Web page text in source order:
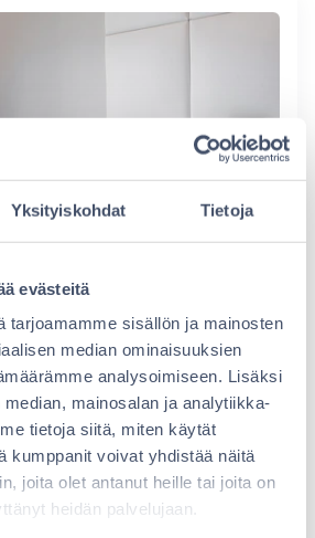
Yksityiskohdat Tietoja
evästeitä
tarjoamamme sisällön ja mainosten
median ominaisuuksien
analysoimiseen. Lisäksi
mainosalan ja analytiikka-
tietoja siitä, miten käytät
kumppanit voivat yhdistää näitä
joita olet antanut heille tai joita on
heidän palvelujaan.
hyviä uutisia – kaksi
avautuu 2021 alussa
vallitessa Omena
myös hyviä uutisia –
hotellia ensi vuoden 2021